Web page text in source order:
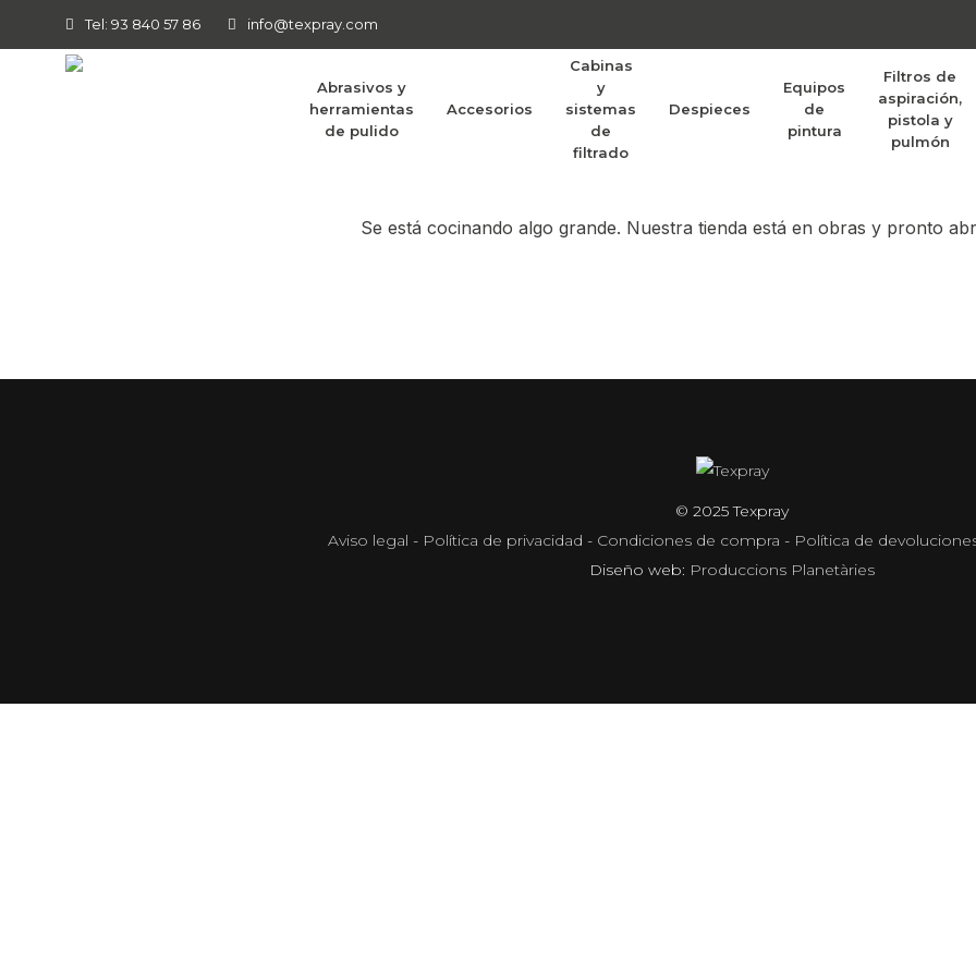
Tel: 93 840 57 86 info@texpray.com
Abrasivos y
herramientas
de pulido
Accesorios
Cabinas
y
sistemas
de
filtrado
Despieces
Equipos
de
pintura
Filtros de
aspiración,
pistola y
pulmón
Tenemos grandes proyectos
Se está cocinando algo grande. Nuestra tienda está en obras y pronto
© 2025 Texpray
Aviso legal - Política de privacidad - Condiciones de compra - Política de
Diseño web: Produccions Planetàries